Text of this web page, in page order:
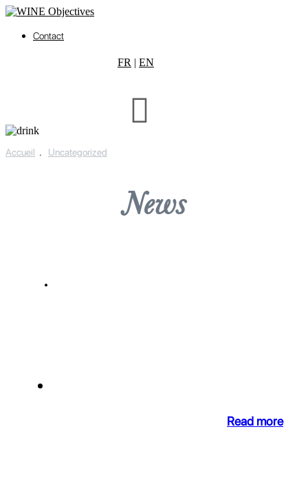
Contact
FR | EN
Accueil . Uncategorized
News
Read more